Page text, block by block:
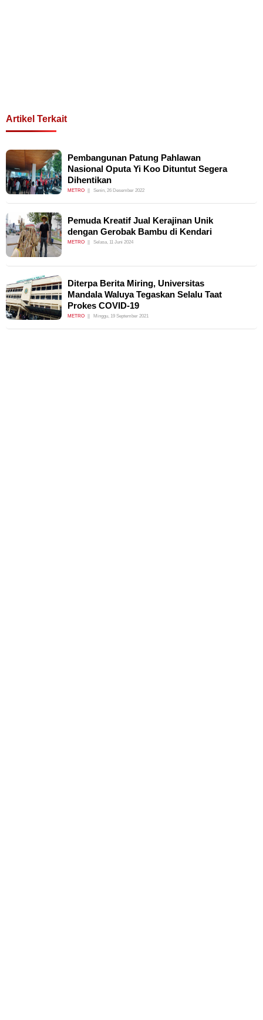
Artikel Terkait
Pembangunan Patung Pahlawan
Nasional Oputa Yi Koo Dituntut Segera
Dihentikan
METRO Senin, 26 Desember 2022
Pemuda Kreatif Jual Kerajinan Unik
dengan Gerobak Bambu di Kendari
METRO Selasa, 11 Juni 2024
Diterpa Berita Miring, Universitas
Mandala Waluya Tegaskan Selalu Taat
Prokes COVID-19
METRO Minggu, 19 September 2021